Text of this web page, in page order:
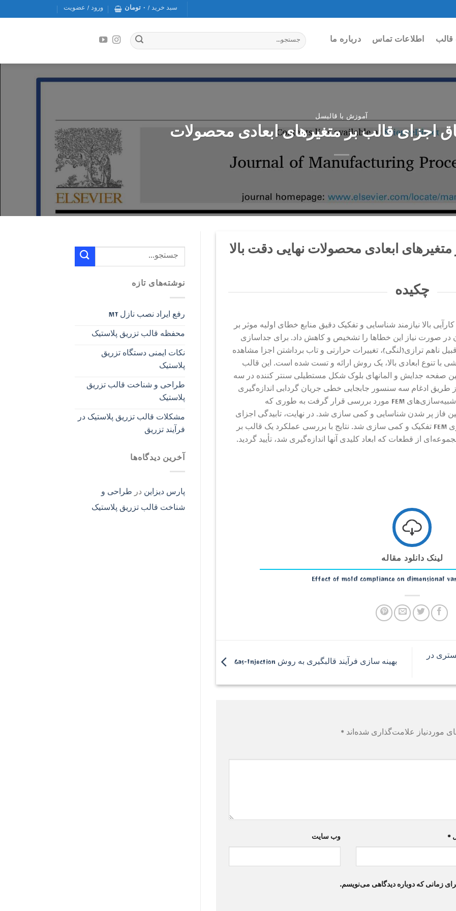
سبد خرید / ۰ تومان ورود / عضویت
اطلاعات تماس درباره ما
جستجو
برای:
آموزش با قالبسل
اجزای قالب بر متغیرهای ابعادی محصولات
متغیرهای ابعادی محصولات نهایی دقت بالا
چکیده
بالا نیازمند شناسایی و تفکیک دقیق منابع خطای اولیه موثر بر
صورت نیاز این خطاها را تشخیص و کاهش داد. برای جداسازی
ناهم ترازی(لنگی)، تغییرات حرارتی و تاب برداشتن اجزا مشاهده
تنوع ابعادی بالا، یک روش ارائه و تست شده است. این قالب
صفحه جدایش و المانهای بلوک شکل مستطیلی سنتر کننده در سه
طریق ادغام سه سنسور جابجایی خطی جریان گردابی اندازه‌گیری
شد. حساسیت خطای حرارتی با استفاده از شبیه‌سازی‌های FEM مورد بررسی قرار گرفت به طوری که
فاز پر شدن شناسایی و کمی سازی شد. در نهایت، تابیدگی اجزای
محصول نهایی مجدداً با استفاده از شبیه‌سازی FEM تفکیک و کمی سازی شد. نتایج با بررسی عملکرد یک قالب بر
از قطعات که ابعاد کلیدی آنها اندازه‌گیری شد، تأیید گردید.
لینک دانلود مقاله
Effect of mold compliance on dimensional
در
بهینه سازی فرآیند قالبگیری به روش Gas-Injection
موردنیاز علامت‌گذاری شده‌اند *
* وب‌ سایت
زمانی که دوباره دیدگاهی می‌نویسم.
نوشته‌های تازه
رفع ایراد نصب نازل MT
محفظه قالب تزریق پلاستیک
نکات ایمنی دستگاه تزریق
پلاستیک
طراحی و شناخت قالب تزریق
پلاستیک
مشکلات قالب تزریق پلاستیک در
فرآیند تزریق
آخرین دیدگاه‌ها
پارس دیزاین درطراحی و
شناخت قالب تزریق پلاستیک